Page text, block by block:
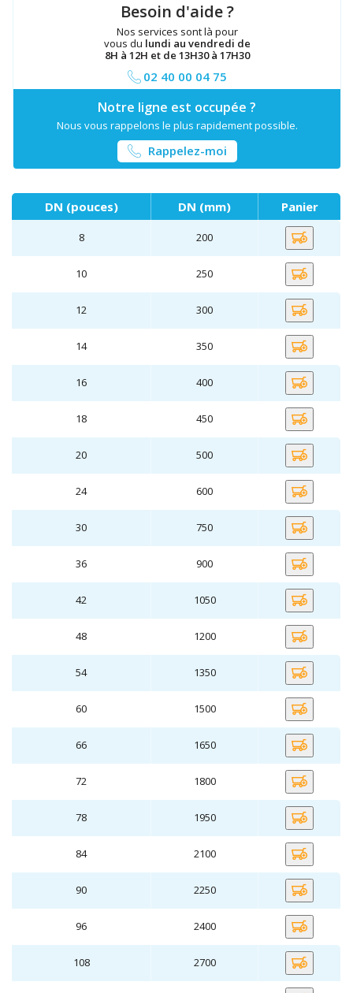
Besoin d'aide ?
Nos services sont là pour
vous du lundi au vendredi de
8H à 12H et de 13H30 à 17H30
02 40 00 04 75
Notre ligne est occupée ?
Nous vous rappelons le plus rapidement possible.
Rappelez-moi
DN (pouces) DN (mm) Panier
8 200
10 250
12 300
14 350
16 400
18 450
20 500
24 600
30 750
36 900
42 1050
48 1200
54 1350
60 1500
66 1650
72 1800
78 1950
84 2100
90 2250
96 2400
108 2700